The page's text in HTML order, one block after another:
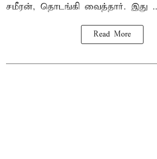
சமீரன், தொடங்கி வைத்தார். இது
Read More